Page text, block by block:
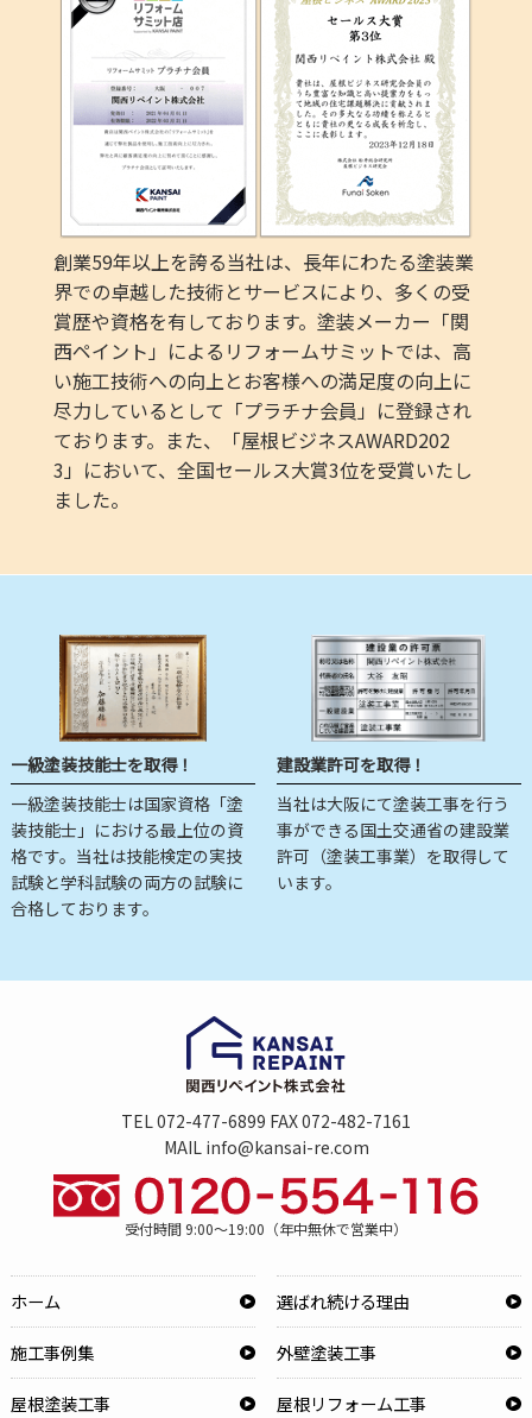
創業59年以上を誇る当社は、長年にわたる塗装業
界での卓越した技術とサービスにより、多くの受
賞歴や資格を有しております。塗装メーカー「関
西ペイント」によるリフォームサミットでは、高
い施工技術への向上とお客様への満足度の向上に
尽力しているとして「プラチナ会員」に登録され
ております。また、「屋根ビジネスAWARD202
3」において、全国セールス大賞3位を受賞いたし
ました。
一級塗装技能士を取得！
一級塗装技能士は国家資格「塗
装技能士」における最上位の資
格です。当社は技能検定の実技
試験と学科試験の両方の試験に
合格しております。
建設業許可を取得！
当社は大阪にて塗装工事を行う
事ができる国土交通省の建設業
許可（塗装工事業）を取得して
います。
TEL 072-477-6899 FAX 072-482-7161
MAIL info@kansai-re.com
受付時間 9:00～19:00（年中無休で営業中）
ホーム 選ばれ続ける理由
施工事例集 外壁塗装工事
屋根塗装工事 屋根リフォーム工事